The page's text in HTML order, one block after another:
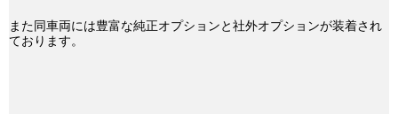
また同車両には豊富な純正オプションと社外オプションが装着され
ております。